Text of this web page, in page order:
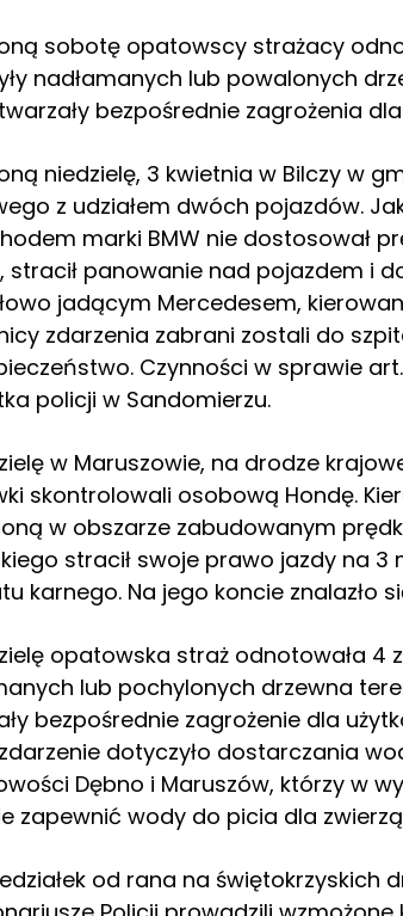
sobotę opatowscy strażacy
nadłamanych lub powalonych
bezpośrednie zagrożenia
niedzielę, 3 kwietnia w Bilczy w
z udziałem dwóch pojazdów.
marki BMW nie dostosował
stracił panowanie nad pojazdem i
jadącym Mercedesem,
zdarzenia zabrani zostali do
Czynności w sprawie
policji w Sandomierzu.
w Maruszowie, na drodze
skontrolowali osobową Hondę.
w obszarze zabudowanym
stracił swoje prawo jazdy na 3
karnego. Na jego koncie znalazło
opatowska straż odnotowała 4
lub pochylonych drzewna
bezpośrednie zagrożenie dla
dotyczyło dostarczania
Dębno i Maruszów, którzy w
zapewnić wody do picia dla
od rana na świętokrzyskich